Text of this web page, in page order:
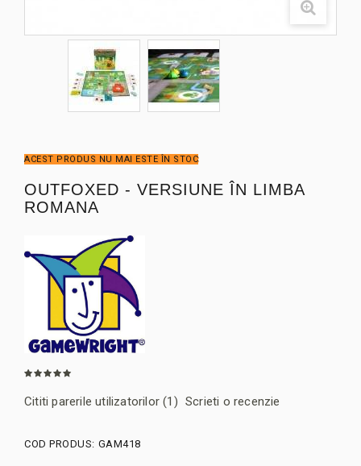
ACEST PRODUS NU MAI ESTE ÎN STOC
OUTFOXED - VERSIUNE ÎN LIMBA
ROMANA
Cititi parerile utilizatorilor (1 ) Scrieti o recenzie
COD PRODUS: GAM418